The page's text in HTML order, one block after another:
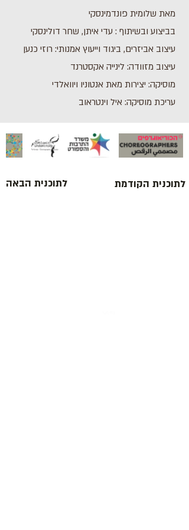
מאת שלומית פונדמינסקי
בביצוע ובשיתוף : עדי איתן, שחר דולינסקי
עיצוב אביזרים, ביגוד וייעוץ אמנותי: רוזי כנען
עיצוב מזוודה: לינייה אקסטרנד
מוסיקה: יצירות מאת אנטוניו ויוואלדי
עריכת מוסיקה: איל וינטראוב
לתוכנית הבאה לתוכנית הקודמת